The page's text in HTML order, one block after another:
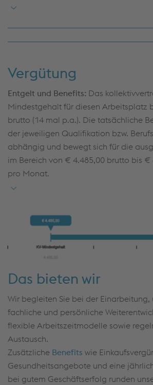
Sehr gute Deutschkenntnisse (C1)
Kommunikation
Problemlösungskompetenz, um
zu steuern und nachhaltige
Vergütung
Entgelt und Benefits: Das
Mindestgehalt für diesen Arbeitsplatz
brutto (14 mal p.a.). Die tatsächliche
der jeweiligen Qualifikation bzw.
abhängig und bewegt sich für die
im Bereich von € 4.485,00 brutto bis €
pro Monat.
Das bieten wir
Wir begleiten Sie bei der Einarbeitung,
fachliche und persönliche
flexible Arbeitszeitmodelle sowie
Austausch.
Zusätzliche Benefits wie
Gesundheitsangebote und eine
bei gutem Geschäftserfolg runden